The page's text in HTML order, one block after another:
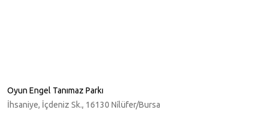
Oyun Engel Tanımaz Parkı
İhsaniye, İçdeniz Sk., 16130 Ni̇lüfer/Bursa